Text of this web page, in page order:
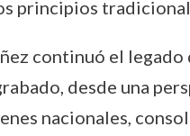
principios
continuó el legado
desde una
nacionales,